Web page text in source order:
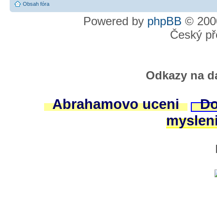
Obsah fóra
Powered by phpBB ©
Český
Odkazy na
Abrahamovo uceni